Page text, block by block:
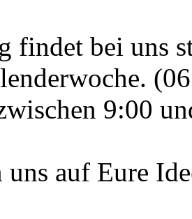
findet bei uns
9:00
auf Eure